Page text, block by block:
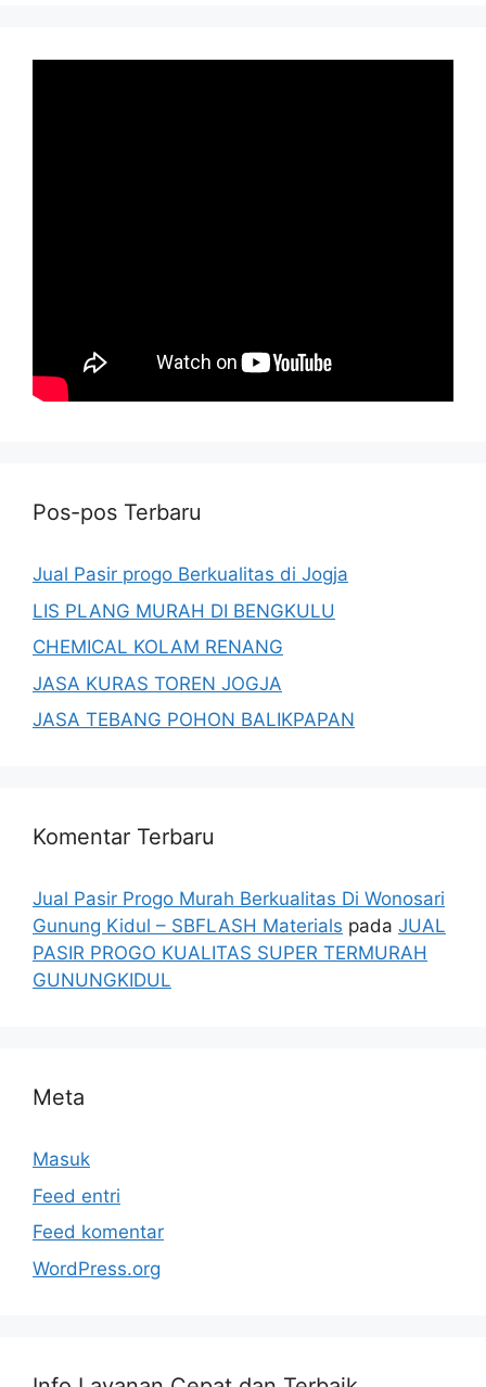
Pos-pos Terbaru
Jual Pasir progo Berkualitas di Jogja
LIS PLANG MURAH DI BENGKULU
CHEMICAL KOLAM RENANG
JASA KURAS TOREN JOGJA
JASA TEBANG POHON BALIKPAPAN
Komentar Terbaru
Jual Pasir Progo Murah Berkualitas Di Wonosari
Gunung Kidul – SBFLASH Materials pada JUAL
PASIR PROGO KUALITAS SUPER TERMURAH
GUNUNGKIDUL
Meta
Masuk
Feed entri
Feed komentar
WordPress.org